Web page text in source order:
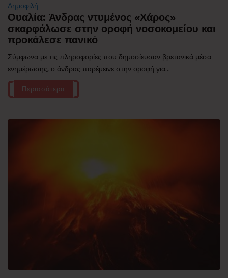
Δημοφιλή
Ουαλία: Άνδρας ντυμένος «Χάρος»
σκαρφάλωσε στην οροφή νοσοκομείου και
προκάλεσε πανικό
Σύμφωνα με τις πληροφορίες που δημοσίευσαν βρετανικά μέσα
ενημέρωσης, ο άνδρας παρέμεινε στην οροφή για...
Περισσότερα